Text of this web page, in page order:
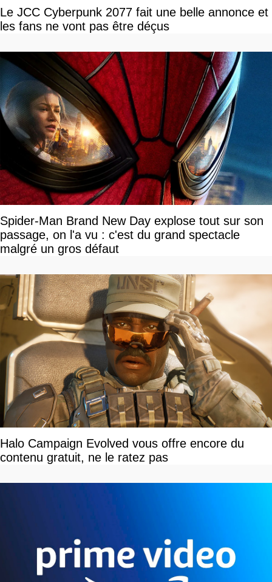
Le JCC Cyberpunk 2077 fait une belle annonce et
les fans ne vont pas être déçus
Spider-Man Brand New Day explose tout sur son
passage, on l'a vu : c'est du grand spectacle
malgré un gros défaut
Halo Campaign Evolved vous offre encore du
contenu gratuit, ne le ratez pas